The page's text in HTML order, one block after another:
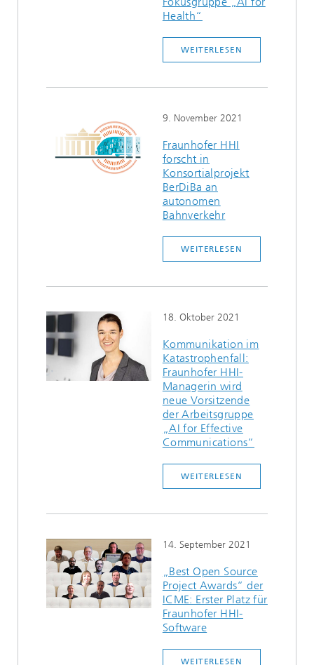
Health“
WEITERLESEN
9. November 2021
Fraunhofer HHI
forscht in
Konsortialprojekt
BerDiBa an
autonomen
Bahnverkehr
WEITERLESEN
18. Oktober 2021
Kommunikation im
Katastrophenfall:
Fraunhofer HHI-
Managerin wird
neue Vorsitzende
der Arbeitsgruppe
„AI for Effective
Communications“
WEITERLESEN
14. September 2021
„Best Open Source
Project Awards“ der
ICME: Erster Platz für
Fraunhofer HHI-
Software
WEITERLESEN